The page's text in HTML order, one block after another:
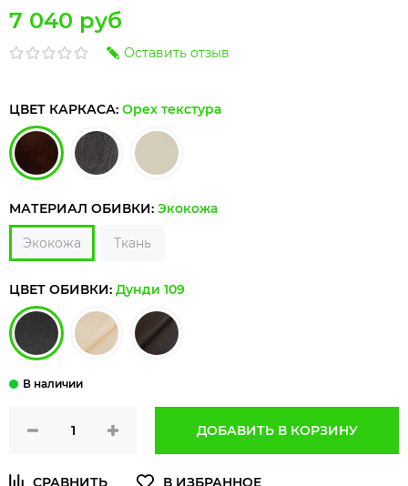
7 040 руб
Оставить отзыв
ЦВЕТ КАРКАСА: Орех текстура
МАТЕРИАЛ ОБИВКИ: Экокожа
Экокожа Ткань
ЦВЕТ ОБИВКИ: Дунди 109
ДОБАВИТЬ В КОРЗИНУ